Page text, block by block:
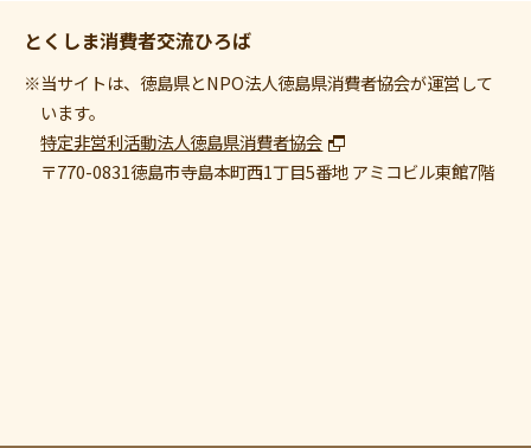
とくしま消費者交流ひろば
※当サイトは、徳島県とNPO法人徳島県消費者協会が運営して
います。
特定非営利活動法人徳島県消費者協会
〒770-0831徳島市寺島本町西1丁目5番地 アミコビル東館7階